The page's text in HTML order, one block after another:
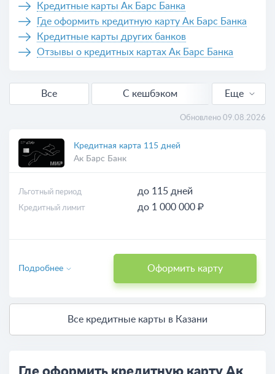
Кредитные карты Ак Барс Банка
Где оформить кредитную карту Ак Барс Банка
Кредитные карты других банков
Отзывы о кредитных картах Ак Барс Банка
Все
С кешбэком
Без отказа
Для снятия наличных
Еще
Обновлено 09.08.2026
Кредитная карта 115 дней
Ак Барс Банк
Льготный период до 115 дней
Кредитный лимит до 1 000 000 ₽
Оформить карту
Подробнее
Все кредитные карты в Казани
Где оформить кредитную карту Ак